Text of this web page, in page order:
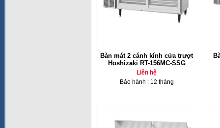
Bàn mát 2 cánh kính cửa trượt
Hoshizaki RT-156MC-SSG
Liên hệ
Bảo hành : 12 tháng